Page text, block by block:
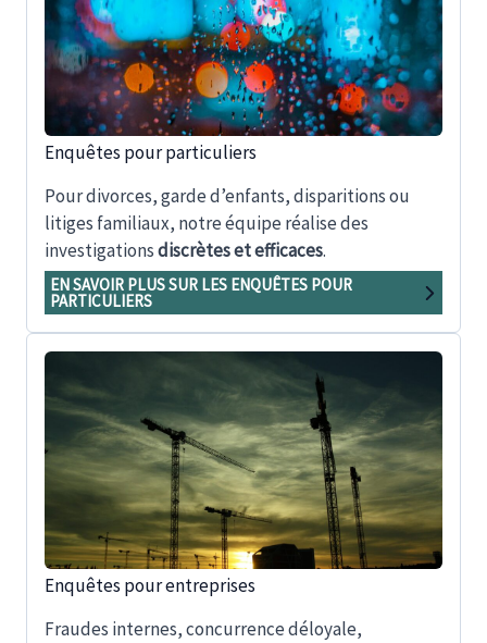
Enquêtes pour particuliers
Pour divorces, garde d’enfants, disparitions ou
litiges familiaux, notre équipe réalise des
investigationsdiscrètes et efficaces.
EN SAVOIR PLUS SUR LES ENQUÊTES POUR
PARTICULIERS
Enquêtes pour entreprises
Fraudes internes, concurrence déloyale,